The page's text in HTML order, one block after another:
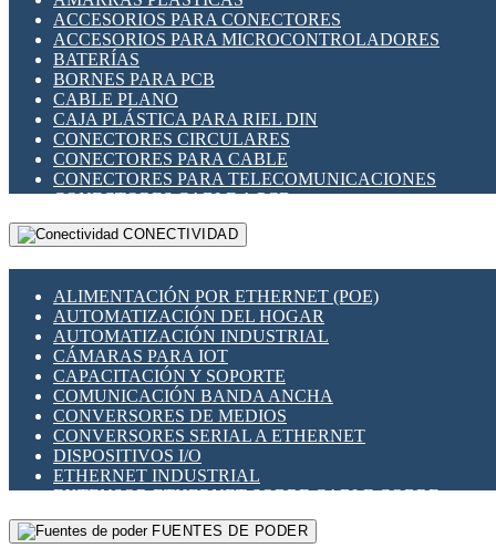
INDICADORES PARA PANEL
INTERFACES DE RELÉ
INTERRUPTORES FIN DE CARRERA
LLAVES CONMUTADORAS
MEDIDORES DE ENERGÍA Y TC'S DE CORRIENTE
MOTORES PASO A PASO
PANTALLAS HMI
PLC -CONTROLADORES LÓGICO PROGRAMABLES
PROGRAMADORES DE HORARIO
RELÉS DE PROTECCIÓN
SENSORES CAPACITIVOS
SENSORES INDUCTIVOS
TEMPORIZADORES
VARIACS
VARIADORES DE FRECUENCIA [VDF]
SECCIONADORES - INTERRUPTORES
MAQUINARIA
ACCESORIOS PARA CONECTORES
ACCESORIOS PARA MICROCONTROLADORES
BATERÍAS
BORNES PARA PCB
CABLE PLANO
CAJA PLÁSTICA PARA RIEL DIN
CONECTORES CIRCULARES
CONECTORES PARA CABLE
CONECTORES PARA TELECOMUNICACIONES
CONECTORES CABLE A PCB
CONECTORES PCB A CABLE
DIP SWITCHES
HERRAMIENTAS VARIAS
ILUMINACIÓN LED
INTERRUPTORES REED
INTERFACES DE RELÉ
OTROS RELÉS
PROTECCIÓN TÉRMICA
RELÉS AUTOMOTRICES
RELÉS DE SEÑAL
RELÉS DE ESTADO SÓLIDO SSR
RELÉS INDUSTRIALES
RELÉS MINIATURA DE POTENCIA
SENSORES MAGNÉTICOS
CONECTIVIDAD
ALIMENTACIÓN POR ETHERNET (POE)
AUTOMATIZACIÓN DEL HOGAR
AUTOMATIZACIÓN INDUSTRIAL
CÁMARAS PARA IOT
CAPACITACIÓN Y SOPORTE
COMUNICACIÓN BANDA ANCHA
CONVERSORES DE MEDIOS
CONVERSORES SERIAL A ETHERNET
DISPOSITIVOS I/O
ETHERNET INDUSTRIAL
EXTENSOR ETHERNET SOBRE CABLE COBRE
GATEWAY LORAWAN
GESTIÓN DE REDESFUENTES DE PODER